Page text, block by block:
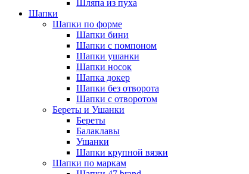
Шляпа из пуха
Шапки
Шапки по форме
Шапки бини
Шапки с помпоном
Шапки ушанки
Шапки носок
Шапка докер
Шапки без отворота
Шапки с отворотом
Береты и Ушанки
Береты
Балаклавы
Ушанки
Шапки крупной вязки
Шапки по маркам